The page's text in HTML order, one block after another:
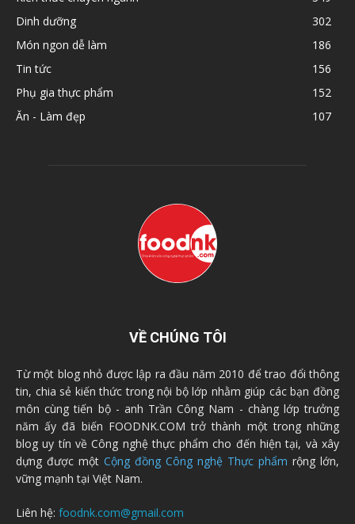
Dinh dưỡng
302
Món ngon dễ làm
186
Tin tức
156
Phụ gia thực phẩm
152
Ăn - Làm đẹp
107
VỀ CHÚNG TÔI
Từ một blog nhỏ được lập ra đầu năm 2010 để trao đổi thông
tin, chia sẻ kiến thức trong nội bộ lớp nhằm giúp các bạn đồng
môn cùng tiến bộ - anh Trần Công Nam - chàng lớp trưởng
năm ấy đã biến FOODNK.COM trở thành một trong những
blog uy tín về Công nghệ thực phẩm cho đến hiện tại, và xây
dựng được một Cộng đồng Công nghệ Thực phẩm rộng lớn,
vững mạnh tại Việt Nam.
Liên hệ: foodnk.com@gmail.com